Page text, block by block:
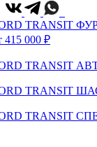
TRANSIT
415 000 ₽
TRANSIT
TRANSIT
TRANSIT